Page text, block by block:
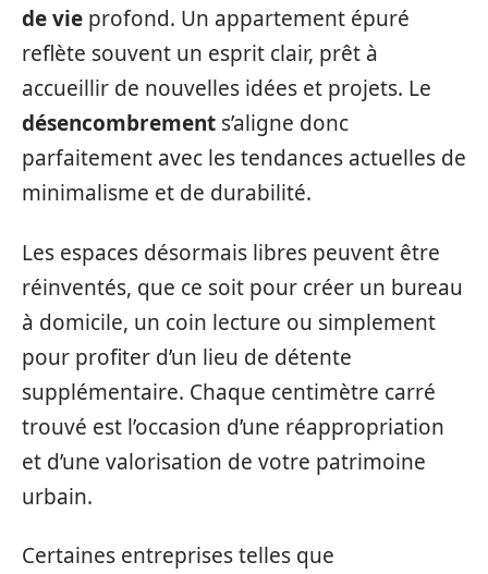
de vie profond. Un appartement épuré
reflète souvent un esprit clair, prêt à
accueillir de nouvelles idées et projets. Le
désencombrement s’aligne donc
parfaitement avec les tendances actuelles de
minimalisme et de durabilité.
Les espaces désormais libres peuvent être
réinventés, que ce soit pour créer un bureau
à domicile, un coin lecture ou simplement
pour profiter d’un lieu de détente
supplémentaire. Chaque centimètre carré
trouvé est l’occasion d’une réappropriation
et d’une valorisation de votre patrimoine
urbain.
Certaines entreprises telles que